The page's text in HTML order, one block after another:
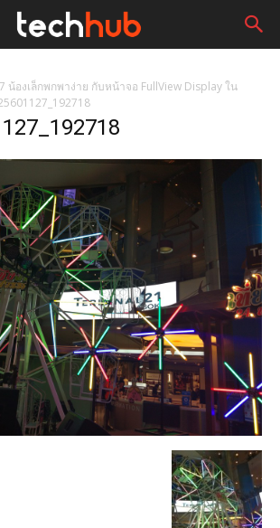
น้องเล็กพกพาง่าย กับหน้าจอ FullView Display ใน